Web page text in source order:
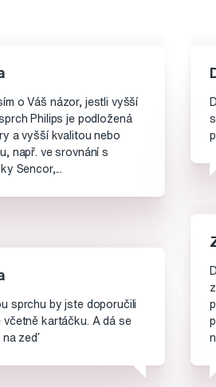
o Váš názor, jestli vyšší
Philips je podložená
a vyšší kvalitou nebo
např. ve srovnání s
Sencor,...
sprchu by jste doporučili
včetně kartáčku. A dá se
na zeď